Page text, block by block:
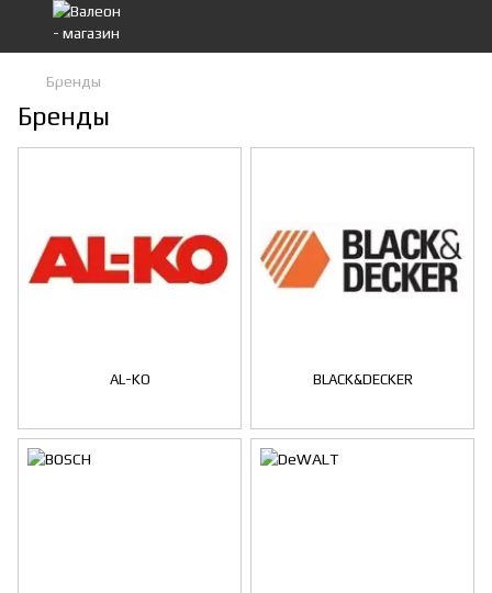
Бренды
Бренды
AL-KO BLACK&DECKER